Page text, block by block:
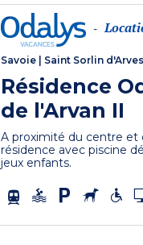
-
Savoie Saint Sorlin d'Arves
Résidence
de l'Arvan II
A proximité du centre et
résidence avec piscine
jeux enfants.